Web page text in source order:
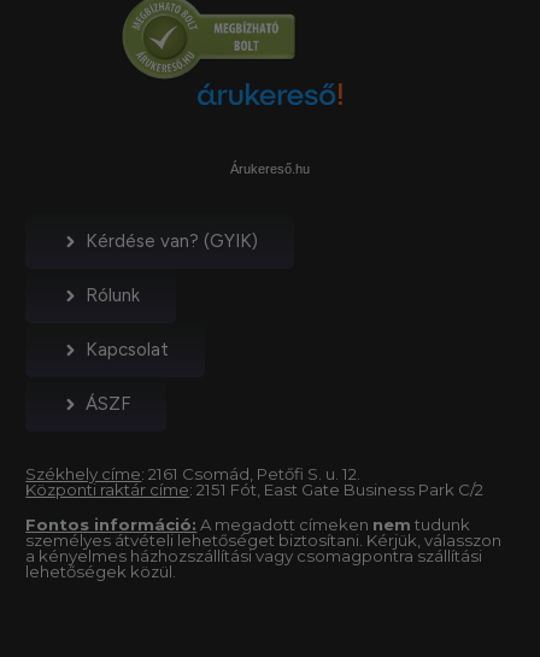
Árukereső.hu
Kérdése van? (GYIK)
Rólunk
Kapcsolat
ÁSZF
Székhely címe: 2161 Csomád, Petőfi S. u. 12.
Központi raktár címe: 2151 Fót, East Gate Business Park C/2
Fontos információ: A megadott címeken nem tudunk
személyes átvételi lehetőséget biztosítani. Kérjük, válasszon
a kényelmes házhozszállítási vagy csomagpontra szállítási
lehetőségek közül.